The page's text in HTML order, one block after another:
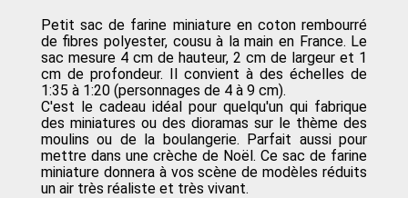
Petit sac de farine miniature en coton rembourré
de fibres polyester, cousu à la main en France. Le
sac mesure 4 cm de hauteur, 2 cm de largeur et 1
cm de profondeur. Il convient à des échelles de
1:35 à 1:20 (personnages de 4 à 9 cm).
C'est le cadeau idéal pour quelqu'un qui fabrique
des miniatures ou des dioramas sur le thème des
moulins ou de la boulangerie. Parfait aussi pour
mettre dans une crèche de Noël. Ce sac de farine
miniature donnera à vos scène de modèles réduits
un air très réaliste et très vivant.